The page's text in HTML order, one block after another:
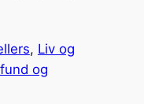
, Liv og
og